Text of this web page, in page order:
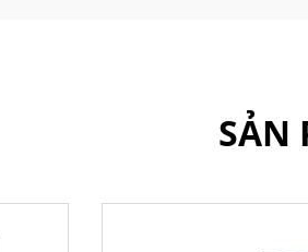
SẢN